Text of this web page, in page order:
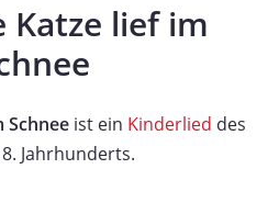
Katze lief im
Schneeist ein Kinderlied des
Jahrhunderts.